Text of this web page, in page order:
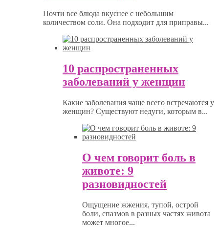
Почти все блюда вкуснее с небольшим
количеством соли. Она подходит для приправы...
10 распространенных
заболеваний у женщин
Какие заболевания чаще всего встречаются у
женщин? Существуют недуги, которым в...
О чем говорит боль в
животе: 9
разновидностей
Ощущение жжения, тупой, острой
боли, спазмов в разных частях живота
может многое...